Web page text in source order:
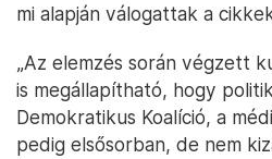
mi alapján válogattak a
„Az elemzés során végzett
is megállapítható, hogy
Demokratikus Koalíció, a
pedig elsősorban, de nem